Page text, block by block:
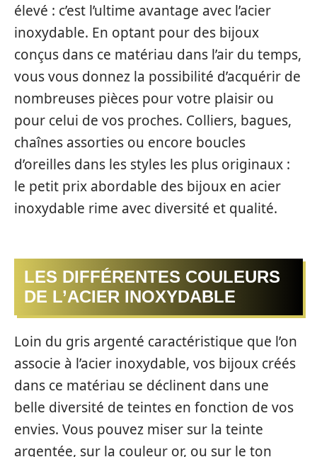
élevé : c’est l’ultime avantage avec l’acier
inoxydable. En optant pour des bijoux
conçus dans ce matériau dans l’air du temps,
vous vous donnez la possibilité d’acquérir de
nombreuses pièces pour votre plaisir ou
pour celui de vos proches. Colliers, bagues,
chaînes assorties ou encore boucles
d’oreilles dans les styles les plus originaux :
le petit prix abordable des bijoux en acier
inoxydable rime avec diversité et qualité.
LES DIFFÉRENTES COULEURS
DE L’ACIER INOXYDABLE
Loin du gris argenté caractéristique que l’on
associe à l’acier inoxydable, vos bijoux créés
dans ce matériau se déclinent dans une
belle diversité de teintes en fonction de vos
envies. Vous pouvez miser sur la teinte
argentée, sur la couleur or, ou sur le ton